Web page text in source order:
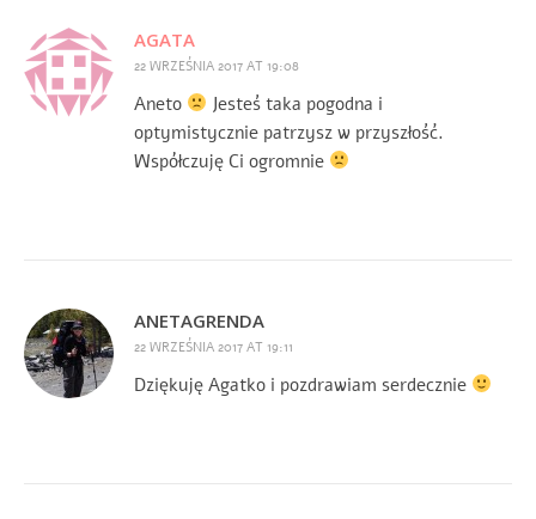
AGATA
22 WRZEŚNIA 2017 AT 19:08
Aneto
Jesteś taka pogodna i
optymistycznie patrzysz w przyszłość.
Współczuję Ci ogromnie
ANETAGRENDA
22 WRZEŚNIA 2017 AT 19:11
Dziękuję Agatko i pozdrawiam serdecznie